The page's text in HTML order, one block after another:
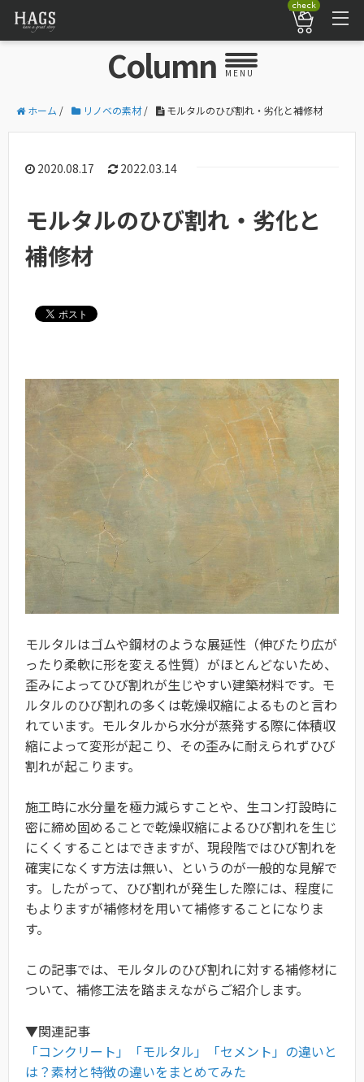
check
Column MENU
ホーム / リノベの素材/ モルタルのひび割れ・劣化と補修材
2020.08.17 2022.03.14
モルタルのひび割れ・劣化と
補修材
モルタルはゴムや鋼材のような展延性（伸びたり広が
ったり柔軟に形を変える性質）がほとんどないため、
歪みによってひび割れが生じやすい建築材料です。モ
ルタルのひび割れの多くは乾燥収縮によるものと言わ
れています。モルタルから水分が蒸発する際に体積収
縮によって変形が起こり、その歪みに耐えられずひび
割れが起こります。
施工時に水分量を極力減らすことや、生コン打設時に
密に締め固めることで乾燥収縮によるひび割れを生じ
にくくすることはできますが、現段階ではひび割れを
確実になくす方法は無い、というのが一般的な見解で
す。したがって、ひび割れが発生した際には、程度に
もよりますが補修材を用いて補修することになりま
す。
この記事では、モルタルのひび割れに対する補修材に
ついて、補修工法を踏まえながらご紹介します。
▼関連記事
「コンクリート」「モルタル」「セメント」の違いと
は？素材と特徴の違いをまとめてみた